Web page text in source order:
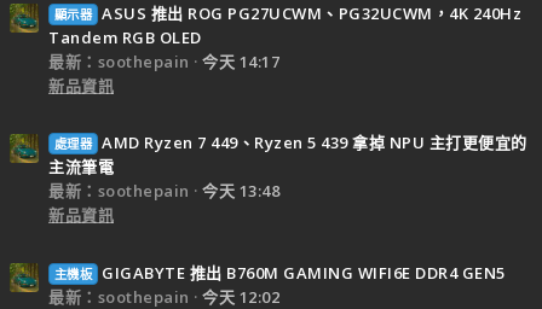
顯示器 ASUS 推出 ROG PG27UCWM、PG32UCWM，4K 240Hz
Tandem RGB OLED
最新：soothepain
今天 14:17
新品資訊
處理器 AMD Ryzen 7 449、Ryzen 5 439 拿掉 NPU 主打更便宜的
主流筆電
最新：soothepain
今天 13:48
新品資訊
主機板
GIGABYTE 推出 B760M GAMING WIFI6E DDR4 GEN5
最新：soothepain
今天 12:02